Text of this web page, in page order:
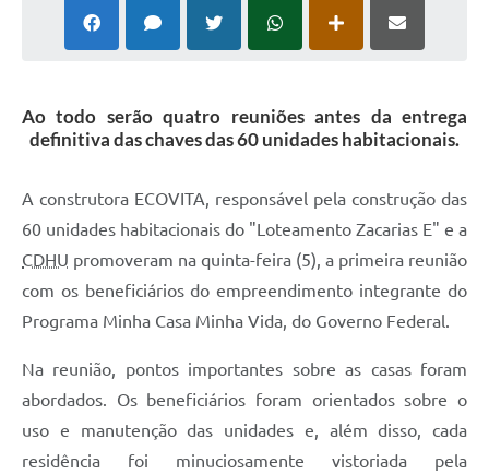
Ao todo serão quatro reuniões antes da entrega
definitiva das chaves das 60 unidades habitacionais.
A construtora ECOVITA, responsável pela construção das
60 unidades habitacionais do "Loteamento Zacarias E" e a
CDHU promoveram na quinta-feira (5), a primeira reunião
com os beneficiários do empreendimento integrante do
Programa Minha Casa Minha Vida, do Governo Federal.
Na reunião, pontos importantes sobre as casas foram
abordados. Os beneficiários foram orientados sobre o
uso e manutenção das unidades e, além disso, cada
residência foi minuciosamente vistoriada pela